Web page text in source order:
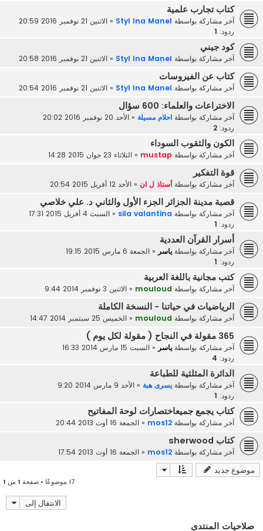
كتاب تجارب علمية
آخر مشاركة بواسطة Styl Ina Manel
« الاثنين 21 نوفمبر 2016 20:59
ردود: 1
كود جيني
آخر مشاركة بواسطة Styl Ina Manel
« الاثنين 21 نوفمبر 2016 20:58
كتاب عن الفيروسات
آخر مشاركة بواسطة Styl Ina Manel
« الاثنين 21 نوفمبر 2016 20:54
الاختراعات والعلماء: 600 سؤال
آخر مشاركة بواسطة احلام مسيلة « الأحد 20 نوفمبر 2016 20:02
ردود: 2
الكون والثقوب السوداء
آخر مشاركة بواسطة mustap
« الثلاثاء 23 جوان 2015 14:28
قوة التفكير
آخر مشاركة بواسطةأستاذ ل ان « الأحد 12 أفريل 2015 20:54
قصبة مدينة الجزائر الجزء الأول والثاني د. علي خلاصي
آخر مشاركة بواسطة sila valantina
« السبت 4 أفريل 2015 17:31
ردود: 1
أسرار القرآن العددية
آخر مشاركة بواسطة ياسر « الجمعة 6 مارس 2015 19:15
ردود: 1
كتب مجانية باللغة العربية
آخر مشاركة بواسطة mouloud
« الاثنين 3 نوفمبر 2014 9:44
الرياضيات في حياتنا - النسخة الكاملة
آخر مشاركة بواسطة mouloud
« الخميس 25 سبتمبر 2014 14:47
365 مقولة في النجاح ( مقولة لكل يوم )
آخر مشاركة بواسطة ياسر « السبت 15 مارس 2014 16:33
ردود: 4
الدائرة المثلثية للطباعة
آخر مشاركة بواسطة يسرى هبة « الأحد 9 مارس 2014 9:20
ردود: 1
كتاب يجمع جميعاختصارات لوحة المفاتيح
آخر مشاركة بواسطة mos12
« الجمعة 16 أوت 2013 20:44
كتاب sherwood
آخر مشاركة بواسطة mos12
« الجمعة 16 أوت 2013 17:54
موضوع جديد
17 موضوعًا • صفحة 1 من 1
الانتقال إلى
صلاحيات المنتدى